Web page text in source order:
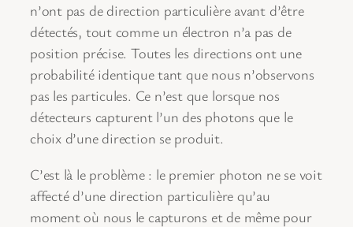
n’ont pas de direction particulière avant d’être
détectés, tout comme un électron n’a pas de
position précise. Toutes les directions ont une
probabilité identique tant que nous n’observons
pas les particules. Ce n’est que lorsque nos
détecteurs capturent l’un des photons que le
choix d’une direction se produit.
C’est là le problème : le premier photon ne se voit
affecté d’une direction particulière qu’au
moment où nous le capturons et de même pour